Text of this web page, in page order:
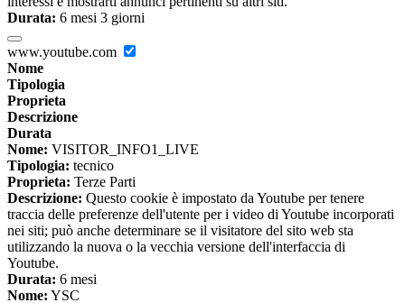
Durata: 6 mesi 3 giorni
www.youtube.com
Nome
Tipologia
Proprieta
Descrizione
Durata
Nome: VISITOR_INFO1_LIVE
Tipologia: tecnico
Proprieta: Terze Parti
Descrizione: Questo cookie è impostato da Youtube per tenere
traccia delle preferenze dell'utente per i video di Youtube incorporati
nei siti; può anche determinare se il visitatore del sito web sta
utilizzando la nuova o la vecchia versione dell'interfaccia di
Youtube.
Durata: 6 mesi
Nome: YSC